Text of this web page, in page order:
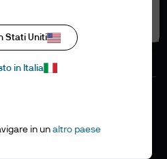
Stati Uniti
in Italia
in un altro paese
tutti i cookie